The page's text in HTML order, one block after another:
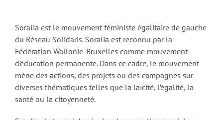
Soralia est le mouvement féministe égalitaire de gauche
du Réseau Solidaris. Soralia est reconnu par la
Fédération Wallonie-Bruxelles comme mouvement
d’éducation permanente. Dans ce cadre, le mouvement
mène des actions, des projets ou des campagnes sur
diverses thématiques telles que la laïcité, l’égalité, la
santé ou la citoyenneté.